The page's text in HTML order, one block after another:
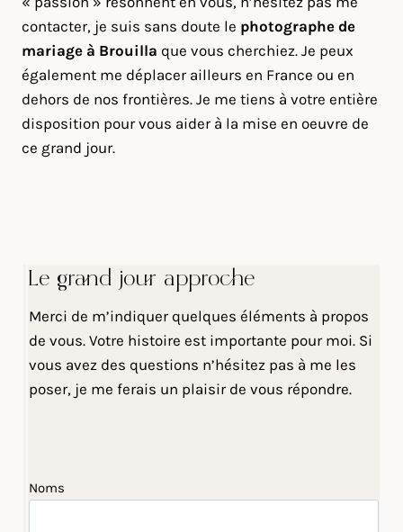
contacter, je suis sans doute le photographe de
mariage à Brouilla que vous cherchiez. Je peux
également me déplacer ailleurs en France ou en
dehors de nos frontières. Je me tiens à votre entière
disposition pour vous aider à la mise en oeuvre de
ce grand jour.
Le grand jour approche
Merci de m’indiquer quelques éléments à propos
de vous. Votre histoire est importante pour moi. Si
vous avez des questions n’hésitez pas à me les
poser, je me ferais un plaisir de vous répondre.
Noms